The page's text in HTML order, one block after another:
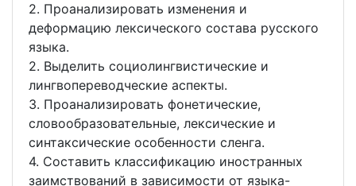
2. Проанализировать изменения и
деформацию лексического состава русского
языка.
2. Выделить социолингвистические и
лингвопереводческие аспекты.
3. Проанализировать фонетические,
словообразовательные, лексические и
синтаксические особенности сленга.
4. Составить классификацию иностранных
заимствований в зависимости от языка-